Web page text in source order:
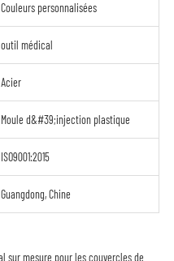
Couleurs personnalisées
outil médical
Acier
Moule d&#39;injection plastique
ISO9001:2015
Guangdong, Chine